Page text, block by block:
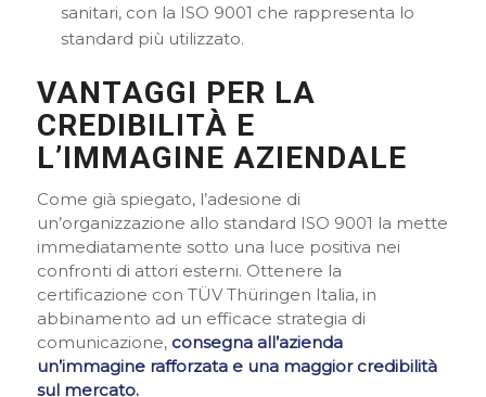
sanitari, con la ISO 9001 che rappresenta lo
standard più utilizzato.
VANTAGGI PER LA
CREDIBILITÀ E
L’IMMAGINE AZIENDALE
Come già spiegato, l’adesione di
un’organizzazione allo standard ISO 9001 la mette
immediatamente sotto una luce positiva nei
confronti di attori esterni. Ottenere la
certificazione con TÜV Thüringen Italia, in
abbinamento ad un efficace strategia di
comunicazione, consegna all’azienda
un’immagine rafforzata e una maggior credibilità
sul mercato.